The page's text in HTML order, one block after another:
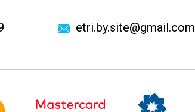
etri.by.site@gmail.com